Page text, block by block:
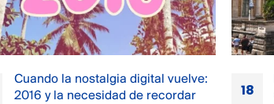
Los Gabinetes De Curiosidades: El
Origen De Los Museos Y Del
01